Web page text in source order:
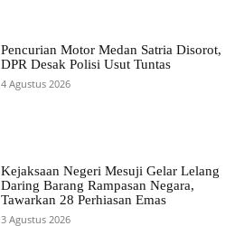
Pencurian Motor Medan Satria Disorot,
DPR Desak Polisi Usut Tuntas
4 Agustus 2026
Kejaksaan Negeri Mesuji Gelar Lelang
Daring Barang Rampasan Negara,
Tawarkan 28 Perhiasan Emas
3 Agustus 2026